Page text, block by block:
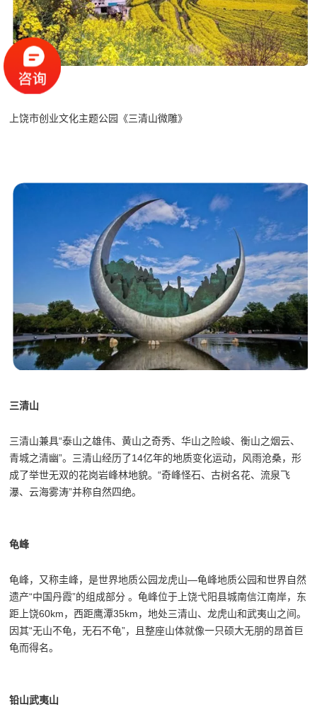
上饶市创业文化主题公园《三清山微雕》
三清山
三清山兼具“泰山之雄伟、黄山之奇秀、华山之险峻、衡山之烟云、
青城之清幽”。三清山经历了14亿年的地质变化运动，风雨沧桑，形
成了举世无双的花岗岩峰林地貌。“奇峰怪石、古树名花、流泉飞
瀑、云海雾涛”并称自然四绝。
龟峰
龟峰，又称圭峰，是世界地质公园龙虎山—龟峰地质公园和世界自然
遗产“中国丹霞”的组成部分 。龟峰位于上饶弋阳县城南信江南岸，东
距上饶60km，西距鹰潭35km，地处三清山、龙虎山和武夷山之间。
因其“无山不龟，无石不龟”，且整座山体就像一只硕大无朋的昂首巨
龟而得名。
铅山武夷山